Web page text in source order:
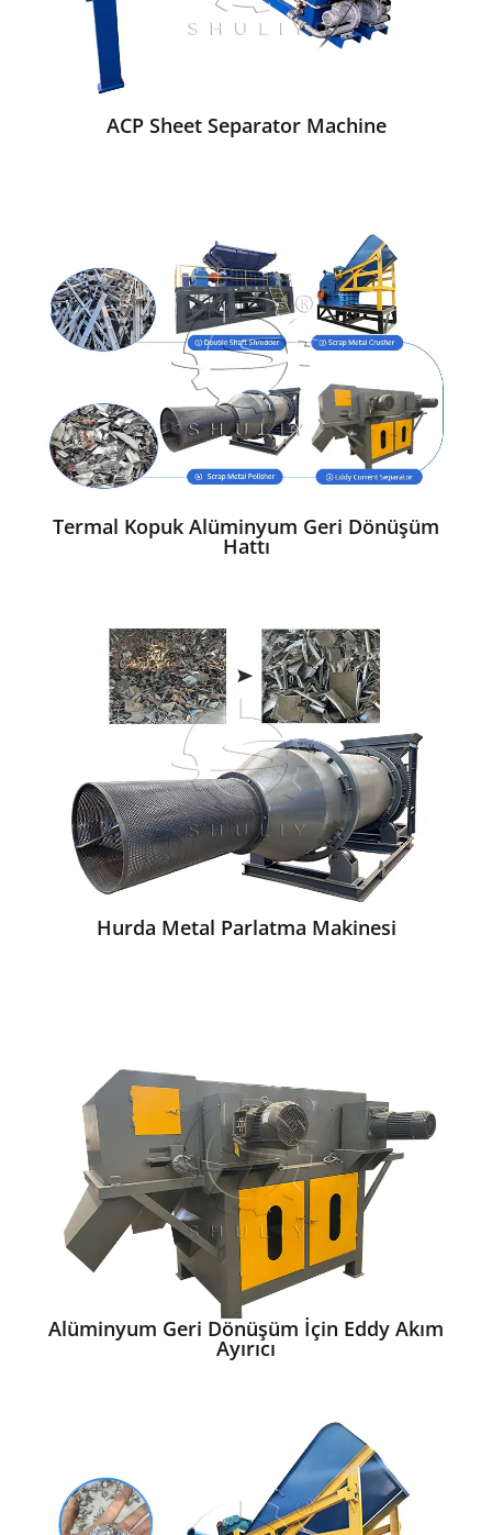
ACP Sheet Separator Machine
Termal Kopuk Alüminyum Geri Dönüşüm
Hattı
Hurda Metal Parlatma Makinesi
Alüminyum Geri Dönüşüm İçin Eddy Akım
Ayırıcı